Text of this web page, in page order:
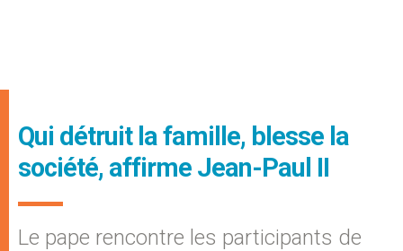
Qui détruit la famille, blesse la
société, affirme Jean-Paul II
Le pape rencontre les participants de